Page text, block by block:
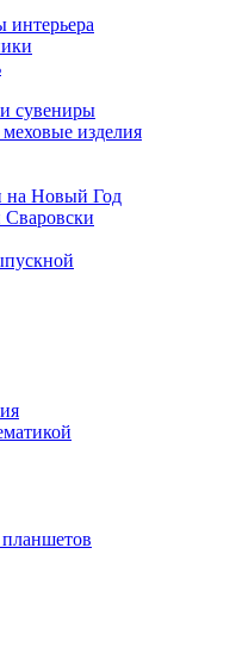
интерьера
сувениры
изделия
на Новый Год
Сваровски